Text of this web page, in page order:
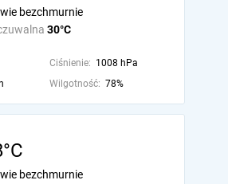
30°C
bezchmurnie
Ciśnienie: 1008 hPa
Wilgotność: 78%
bezchmurnie